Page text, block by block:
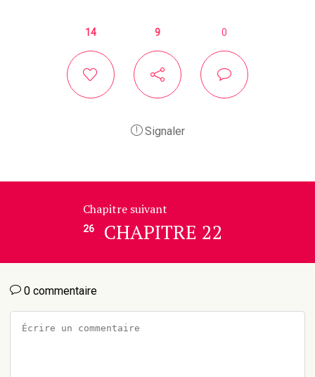
14 9 0
Signaler
Chapitre suivant
26 CHAPITRE 22
0 commentaire